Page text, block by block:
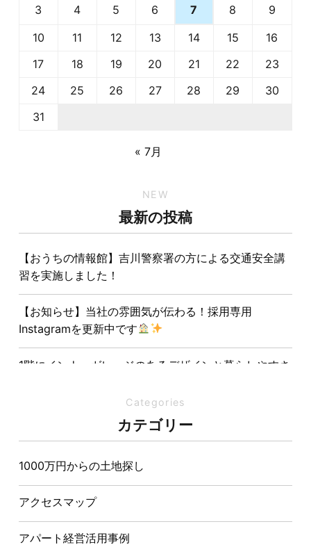
3 4 5 6 7 8
9
10
11 12 13 14 15
16
17
18 19 20 21 22
23
24
25 26 27 28 29
30
31
« 7月
NEW
最新の投稿
【おうちの情報館】吉川警察署の方による交通安全講
習を実施しました！
【お知らせ】当社の雰囲気が伝わる！採用専用
Instagramを更新中です
1階にインナーガレージのあるデザインと暮らしやすさ
夏の熱中症対策は家づくりから。屋根・壁・基礎の構
造が快適さをつくる理由
【埼玉県経営品質知事賞】大野知事へ受賞のご報告と
表敬訪問を行いました
Categories
カテゴリー
1000万円からの土地探し
アクセスマップ
アパート経営活用事例